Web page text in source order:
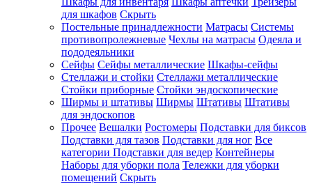
для шкафов Скрыть
Постельные принадлежности Матрасы Системы
противопролежневые Чехлы на матрасы Одеяла и
пододеяльники
Сейфы Сейфы металлические Шкафы-сейфы
Стеллажи и стойки Стеллажи металлические
Стойки приборные Стойки эндоскопические
Ширмы и штативы Ширмы Штативы Штативы
для эндоскопов
Прочее Вешалки Ростомеры Подставки для биксов
Подставки для тазов Подставки для ног Все
категории Подставки для ведер Контейнеры
Наборы для уборки пола Тележки для уборки
помещений Скрыть